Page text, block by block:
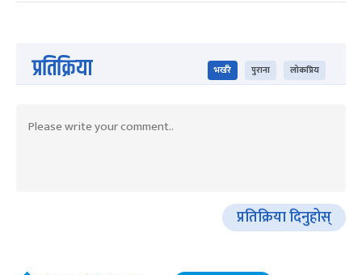
प्रतिक्रिया भर्खरै पुराना लोकप्रिय
प्रतिक्रिया दिनुहोस्